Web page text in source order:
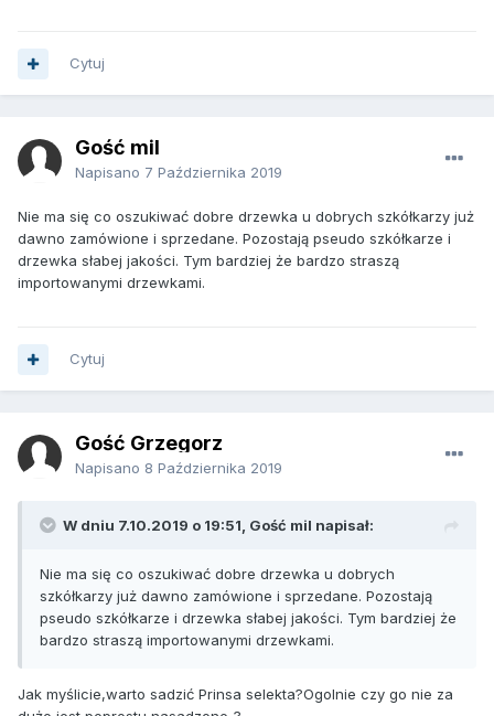
Cytuj
Gość mil
Napisano 7 Października 2019
Nie ma się co oszukiwać dobre drzewka u dobrych szkółkarzy już
dawno zamówione i sprzedane. Pozostają pseudo szkółkarze i
drzewka słabej jakości. Tym bardziej że bardzo straszą
importowanymi drzewkami.
Cytuj
Gość Grzegorz
Napisano 8 Października 2019
W dniu 7.10.2019 o 19:51, Gość mil napisał:
Nie ma się co oszukiwać dobre drzewka u dobrych
szkółkarzy już dawno zamówione i sprzedane. Pozostają
pseudo szkółkarze i drzewka słabej jakości. Tym bardziej że
bardzo straszą importowanymi drzewkami.
Jak myślicie,warto sadzić Prinsa selekta?Ogolnie czy go nie za